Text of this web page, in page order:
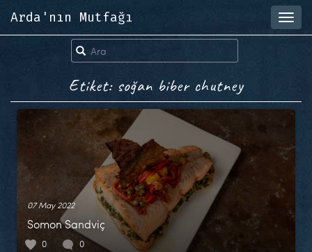
Arda'nın Mutfağı
Etiket: soğan biber chutney
07 May 2022
Somon Sandviç
0 0